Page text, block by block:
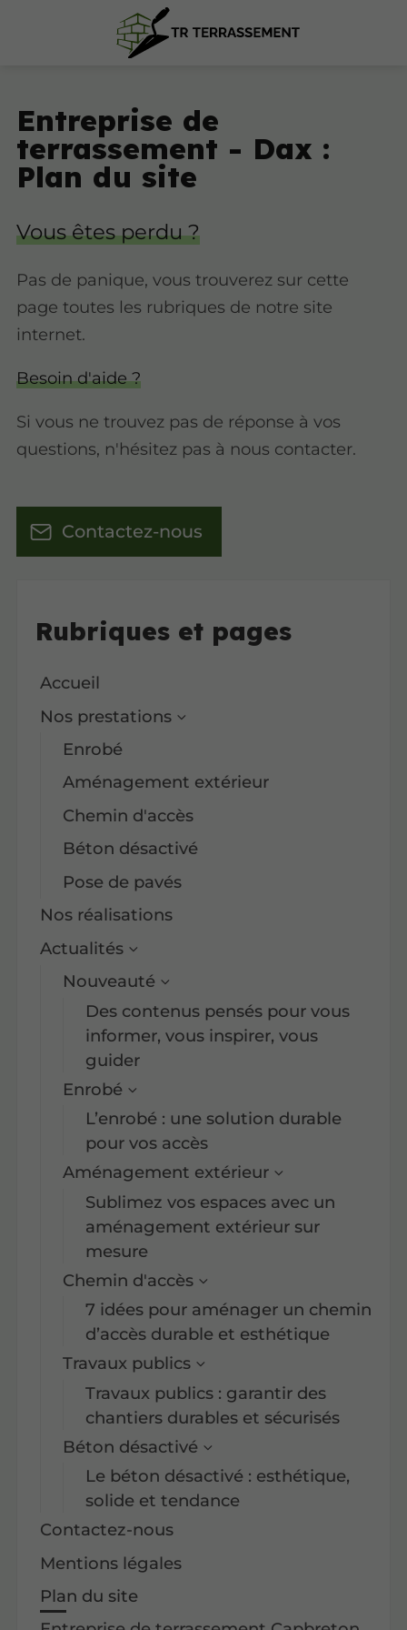
Entreprise de
terrassement - Dax :
Plan du site
Vous êtes perdu ?
Pas de panique, vous trouverez sur cette
page toutes les rubriques de notre site
internet.​​
Besoin d'aide ?
Si vous ne trouvez pas de réponse à vos
questions, n'hésitez pas à nous contacter.
Contactez-nous
Rubriques et pages
Accueil
Nos prestations
Enrobé
Aménagement extérieur
Chemin d'accès
Béton désactivé
Pose de pavés
Nos réalisations
Actualités
Nouveauté
Des contenus pensés pour vous
informer, vous inspirer, vous
guider
Enrobé
L’enrobé : une solution durable
pour vos accès
Aménagement extérieur
Sublimez vos espaces avec un
aménagement extérieur sur
mesure
Chemin d'accès
7 idées pour aménager un chemin
d’accès durable et esthétique
Travaux publics
Travaux publics : garantir des
chantiers durables et sécurisés
Béton désactivé
Le béton désactivé : esthétique,
solide et tendance
Contactez-nous
Mentions légales
Plan du site